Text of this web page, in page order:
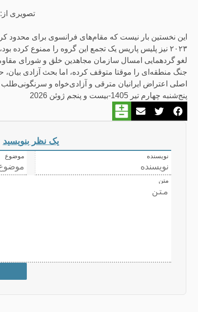
تصویری از:
این نخستین بار نیست که مقام‌های فرانسوی برای محدود
۲۰۲۳ نیز پلیس پاریس یک تجمع این گروه را ممنوع کرده بود، اما دادگاه اداری بعدا آن تصمیم را لغو کرد.
لغو گردهمایی امسال سازمان مجاهدین خلق و شورای
جنگ منطقه‌ای را موقتا متوقف کرده، اما بحث آزادی
اصلی اعتراض ایرانیان مترقی و آزادی‌خواه و
پنج‌شنبه چهارم تیر 1405-بیست و پنجم ژوئن 2026
یک نظر بنویسید
نویسنده موضوع
متن